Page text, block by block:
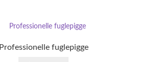
Professionelle fuglepigge